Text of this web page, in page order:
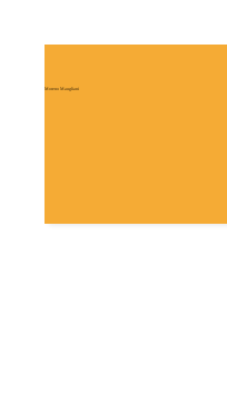
Moreno Maugliani